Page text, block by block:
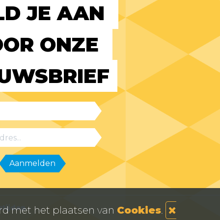
JE AAN
ONZE
met het plaatsen van Cookies.